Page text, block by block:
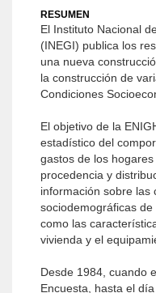
RESUMEN
El Instituto Nacional
(INEGI) publica los
una nueva
la construcción de
Condiciones
El objetivo de la
estadístico del
gastos de los
procedencia y
información sobre las
sociodemográficas
como las
vivienda y el
Desde 1984, cuando
Encuesta, hasta el